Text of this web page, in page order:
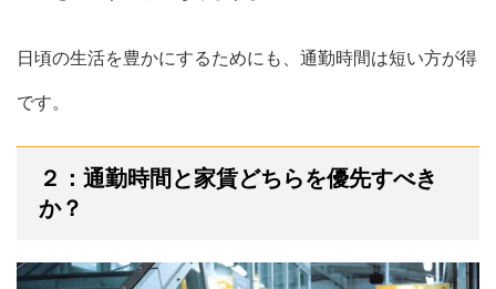
日頃の生活を豊かにするためにも、通勤時間は短い方が得
です。
２：通勤時間と家賃どちらを優先すべき
か？